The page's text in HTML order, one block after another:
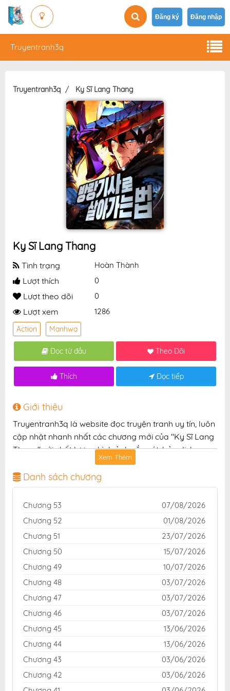
Đăng ký Đăng nhập
Truyentranh3q
Truyentranh3q Kỵ Sĩ Lang Thang
Kỵ Sĩ Lang Thang
Tình trạng Hoàn Thành
Lượt thích 0
Lượt theo dõi 0
Lượt xem 1286
Action Manhwa
Đọc từ đầu Theo Dõi
Thích Đọc tiếp
Giới thiệu
Truyentranh3q là website đọc truyện tranh uy tín, luôn
cập nhật nhanh nhất các chương mới của "Kỵ Sĩ Lang
Thang" với chất lượng hình ảnh sắc nét, bản dịch
chuẩn và giao diện thân thiện, mang đến trải nghiệm
đọc truyện hấp dẫn, tiện lợi, hoàn toàn miễn phí cho
độc giả yêu thích truyện tranh online.
Xem Thêm
Danh sách chương
Chương 53
07/08/2026
Chương 52
01/08/2026
Chương 51
23/07/2026
Chương 50
15/07/2026
Chương 49
10/07/2026
Chương 48
03/07/2026
Chương 47
03/07/2026
Chương 46
03/07/2026
Chương 45
13/06/2026
Chương 44
13/06/2026
Chương 43
03/06/2026
Chương 42
03/06/2026